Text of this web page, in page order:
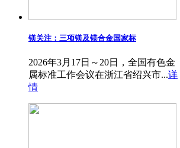
镁关注：三项镁及镁合金国家标
2026年3月17日～20日，全国有色金
属标准工作会议在浙江省绍兴市...详
情